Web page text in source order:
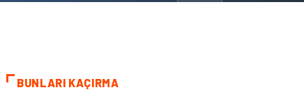
BUNLARI KAÇIRMA